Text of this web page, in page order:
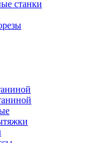
станки